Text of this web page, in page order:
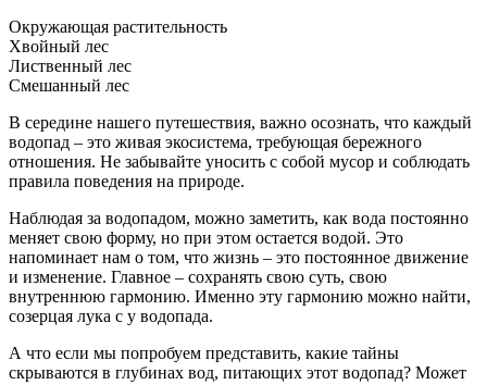
Окружающая растительность
Хвойный лес
Лиственный лес
Смешанный лес
В середине нашего путешествия, важно осознать, что каждый
водопад – это живая экосистема, требующая бережного
отношения. Не забывайте уносить с собой мусор и соблюдать
правила поведения на природе.
Наблюдая за водопадом, можно заметить, как вода постоянно
меняет свою форму, но при этом остается водой. Это
напоминает нам о том, что жизнь – это постоянное движение
и изменение. Главное – сохранять свою суть, свою
внутреннюю гармонию. Именно эту гармонию можно найти,
созерцая лука с у водопада.
А что если мы попробуем представить, какие тайны
скрываются в глубинах вод, питающих этот водопад? Может